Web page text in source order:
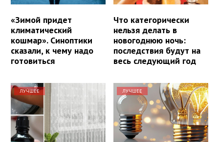
«Зимой придет
климатический
кошмар». Синоптики
сказали, к чему надо
готовиться
Что категорически
нельзя делать в
новогоднюю ночь:
последствия будут на
весь следующий год
ЛУЧШЕЕ ЛУЧШЕЕ